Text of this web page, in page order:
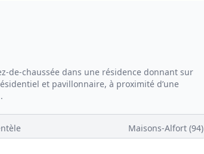
de-chaussée dans une résidence donnant sur
et pavillonnaire, à proximité d’une
Maisons-Alfort (94)